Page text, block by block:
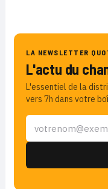
LA NEWSLETTER
L'actu du
L'essentiel de la
vers 7h dans votre